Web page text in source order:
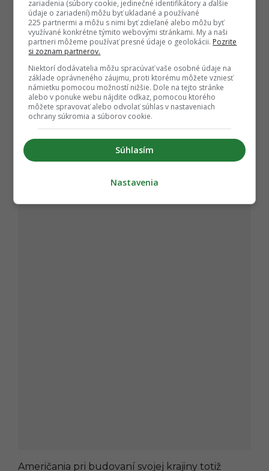
plný počet bodov alebo si práve prežil kruté
vytriezvenie z vlastných geografických
predstáv?Ak ťa niektoré správne odpovede
úprimne šokovali, vôbec nemusíš vešať hlavu,
pretože v tom rozhodne nie si sám.
Američania pri budovaní svojej krajiny totiž
zariadenia (súbory cookie, jedinečné identifikátory a ďalšie
údaje o zariadení) môžu byť ukladané a používané
225 partnermi a môžu s nimi byť zdieľané alebo môžu byť
využívané konkrétne týmito webovými stránkami. My a naši
partneri môžeme používať presné údaje o geolokácii. Pozrite
si zoznam partnerov.
Niektorí dodávatelia môžu spracúvať vaše osobné údaje na
základe oprávneného záujmu, proti ktorému môžete vzniesť
námietku pomocou možností nižšie. Dole na tejto stránke
alebo v ponuke webu nájdite odkaz, pomocou ktorého
môžete spravovať alebo odvolať súhlas v nastaveniach
ochrany súkromia a súborov cookie.
Súhlasím
Nastavenia